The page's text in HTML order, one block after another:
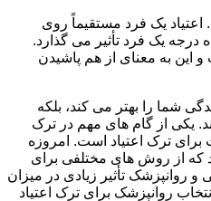
یک فرد مستقیماً روی
درجه یک فرد تأثیر می گذارد.
این به معنای از هم پاشیدن
شما را بهتر می کند، بلکه
یکی از گام های مهم در ترک
ترک اعتیاد است. امروزه
که از روش های مختلفی برای
روانپزشک تأثیر زیادی در میزان
روانپزشک برای ترک اعتیاد